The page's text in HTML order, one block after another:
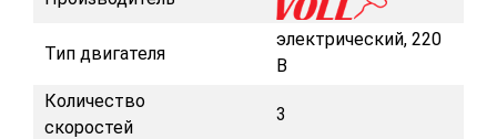
Тип двигателя
электрический, 220
В
Количество
скоростей
3